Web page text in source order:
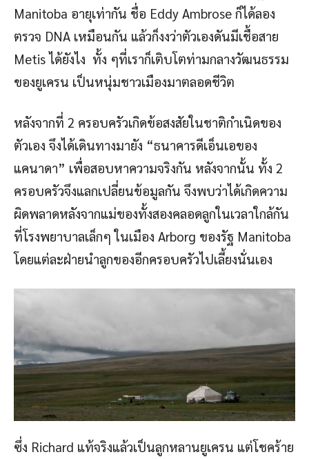
Manitoba อายุเท่ากัน ชื่อ Eddy Ambrose ก็ได้ลอง
ตรวจ DNA เหมือนกัน แล้วก็งงว่าตัวเองดันมีเชื้อสาย
Metis ได้ยังไง ทั้ง ๆที่เราก็เติบโตท่ามกลางวัฒนธรรม
ของยูเครน เป็นหนุ่มชาวเมืองมาตลอดชีวิต
หลังจากที่ 2 ครอบครัวเกิดข้อสงสัยในชาติกำเนิดของ
ตัวเอง จึงได้เดินทางมายัง “ธนาคารดีเอ็นเอของ
แคนาดา” เพื่อสอบหาความจริงกัน หลังจากนั้น ทั้ง 2
ครอบครัวจึงแลกเปลี่ยนข้อมูลกัน จึงพบว่าได้เกิดความ
ผิดพลาดหลังจากแม่ของทั้งสองคลอดลูกในเวลาใกล้กัน
ที่โรงพยาบาลเล็กๆ ในเมือง Arborg ของรัฐ Manitoba
โดยแต่ละฝ่ายนำลูกของอีกครอบครัวไปเลี้ยงนั่นเอง
ซึ่ง Richard แท้จริงแล้วเป็นลูกหลานยูเครน แต่โชคร้าย